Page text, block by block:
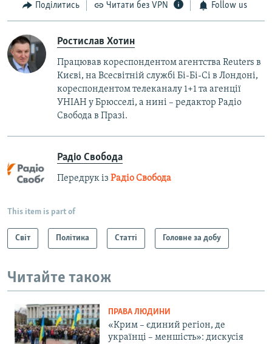
Поділитись Читати без VPN Follow us
Ростислав Хотин
Працював кореспондентом агентства Reuters в
Києві, на Всесвітній службі Бі-Бі-Сі в Лондоні,
кореспондентом телеканалу 1+1 та агенції
УНІАН у Брюсселі, а нині – редактор Радіо
Свобода в Празі.
Радіо Свобода
Передрук із Радіо Свобода
This item is part of
Світ Політика Статті Головне за добу
Читайте також
ПРАВА ЛЮДИНИ
«Крим – єдиний регіон, де
українці – меншість»: дискусія